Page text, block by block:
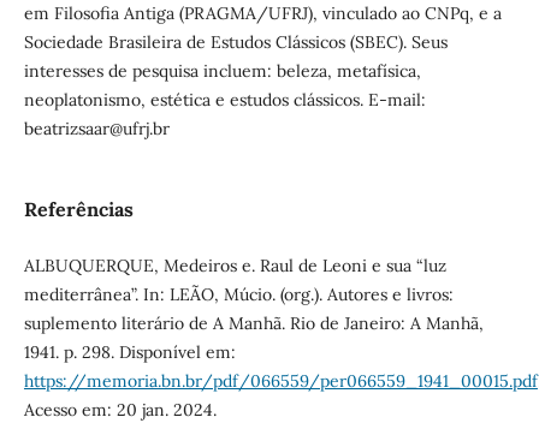
em Filosofia Antiga (PRAGMA/UFRJ), vinculado ao CNPq, e a
Sociedade Brasileira de Estudos Clássicos (SBEC). Seus
interesses de pesquisa incluem: beleza, metafísica,
neoplatonismo, estética e estudos clássicos. E-mail:
beatrizsaar@ufrj.br
Referências
ALBUQUERQUE, Medeiros e. Raul de Leoni e sua “luz
mediterrânea”. In: LEÃO, Múcio. (org.). Autores e livros:
suplemento literário de A Manhã. Rio de Janeiro: A Manhã,
1941. p. 298. Disponível em:
https://memoria.bn.br/pdf/066559/per066559_1941_00015.pdf
Acesso em: 20 jan. 2024.